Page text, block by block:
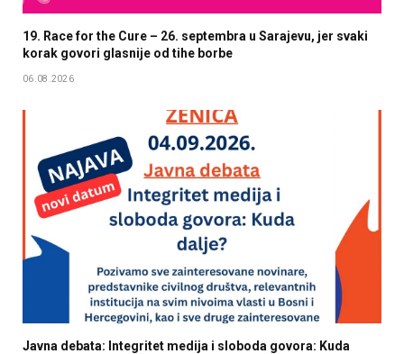
19. Race for the Cure – 26. septembra u Sarajevu, jer svaki
korak govori glasnije od tihe borbe
06.08.2026
Javna debata: Integritet medija i sloboda govora: Kuda